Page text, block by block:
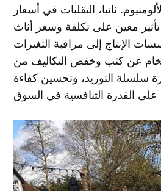
ثانيا، التقلبات في أسعار
تأثير معين على تكلفة وسعر أثاث
الإنتاج إلى مراقبة التغيرات
عن كثب وخفض التكاليف من
سلسلة التوريد، وتحسين كفاءة